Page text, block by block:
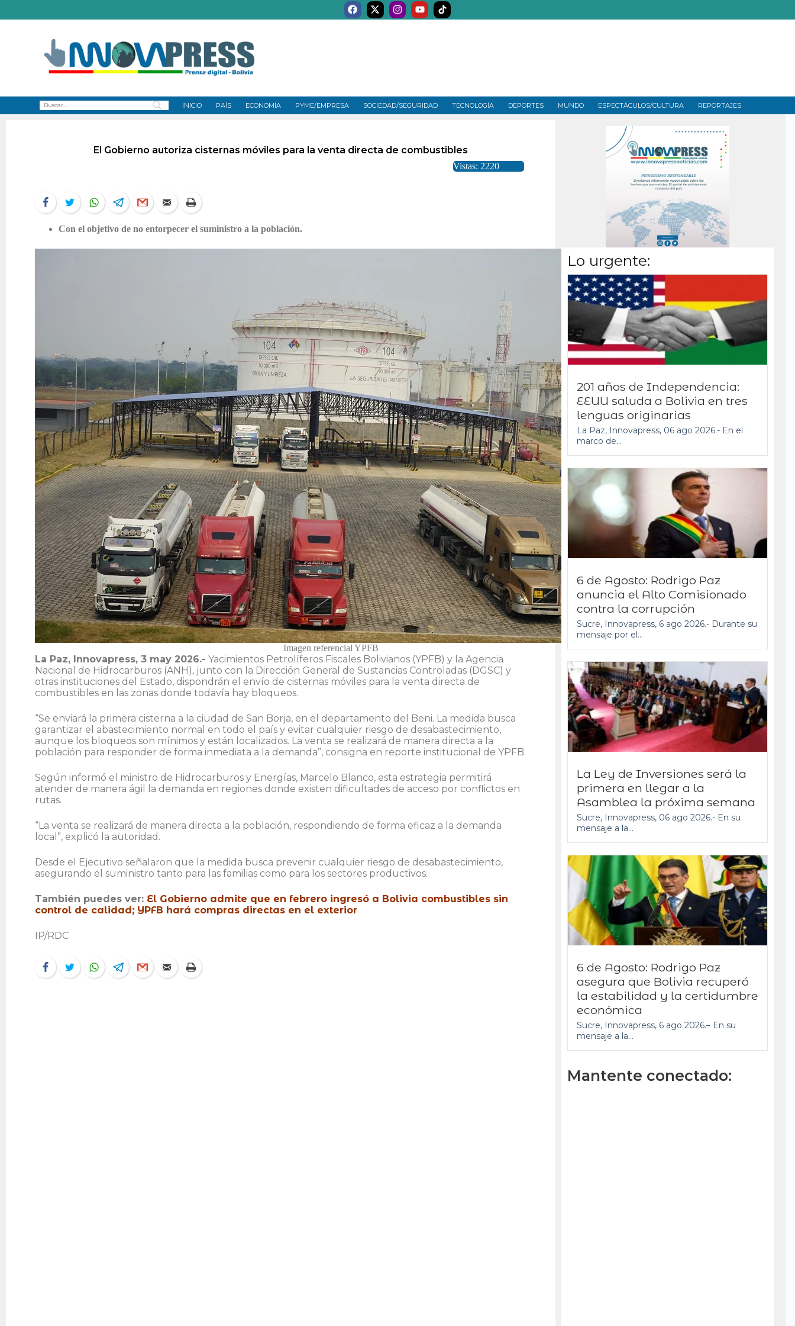
INICIO PAÍS ECONOMÍA PYME/EMPRESA SOCIEDAD/SEGURIDAD TECNOLOGÍA DEPORTES MUNDO ESPECTÁCULOS/CULTURA REPORTAJES
El Gobierno autoriza cisternas móviles para la venta directa de combustibles
Vistas: 2220
Con el objetivo de no entorpecer el suministro a la población.
Imagen referencial YPFB
La Paz, Innovapress, 3 may 2026.- Yacimientos Petrolíferos Fiscales Bolivianos (YPFB) y la Agencia
Nacional de Hidrocarburos (ANH), junto con la Dirección General de Sustancias Controladas (DGSC) y
otras instituciones del Estado, dispondrán el envío de cisternas móviles para la venta directa de
combustibles en las zonas donde todavía hay bloqueos.
“Se enviará la primera cisterna a la ciudad de San Borja, en el departamento del Beni. La medida busca
garantizar el abastecimiento normal en todo el país y evitar cualquier riesgo de desabastecimiento,
aunque los bloqueos son mínimos y están localizados. La venta se realizará de manera directa a la
población para responder de forma inmediata a la demanda”, consigna en reporte institucional de YPFB.
Según informó el ministro de Hidrocarburos y Energías, Marcelo Blanco, esta estrategia permitirá
atender de manera ágil la demanda en regiones donde existen dificultades de acceso por conflictos en
rutas.
“La venta se realizará de manera directa a la población, respondiendo de forma eficaz a la demanda
local”, explicó la autoridad.
Desde el Ejecutivo señalaron que la medida busca prevenir cualquier riesgo de desabastecimiento,
asegurando el suministro tanto para las familias como para los sectores productivos.
También puedes ver: El Gobierno admite que en febrero ingresó a Bolivia combustibles sin
control de calidad; YPFB hará compras directas en el exterior
IP/RDC
Lo urgente:
201 años de Independencia:
EEUU saluda a Bolivia en tres
lenguas originarias
La Paz, Innovapress, 06 ago 2026.- En el
marco de...
6 de Agosto: Rodrigo Paz
anuncia el Alto Comisionado
contra la corrupción
Sucre, Innovapress, 6 ago 2026.- Durante su
mensaje por el...
La Ley de Inversiones será la
primera en llegar a la
Asamblea la próxima semana
Sucre, Innovapress, 06 ago 2026.- En su
mensaje a la...
6 de Agosto: Rodrigo Paz
asegura que Bolivia recuperó
la estabilidad y la certidumbre
económica
Sucre, Innovapress, 6 ago 2026.– En su
mensaje a la...
Mantente conectado: